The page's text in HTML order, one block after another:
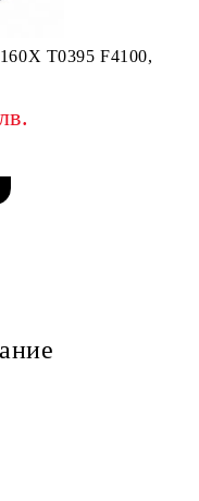
T0395 F4100,